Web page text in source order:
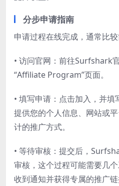
分步申请指南
申请过程在线完成，通常比较
• 访问官网：前往Surfshark
“Affiliate Program”页面。
• 填写申请：点击加入，并
提供您的个人信息、网站或
计的推广方式。
• 等待审核：提交后，
审核，这个过程可能需要几
收到通知并获得专属的推广链